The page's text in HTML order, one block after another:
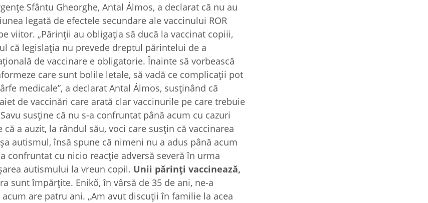
Sfântu Gheorghe, Antal Álmos, a declarat că nu au
legată de efectele secundare ale vaccinului ROR
viitor. „Părinții au obligația să ducă la vaccinat copiii,
că legislația nu prevede dreptul părintelui de a
de vaccinare e obligatorie. Înainte să vorbească
care sunt bolile letale, să vadă ce complicații pot
medicale”, a declarat Antal Álmos, susținând că
de vaccinări care arată clar vaccinurile pe care trebuie
susține că nu s-a confruntat până acum cu cazuri
a auzit, la rândul său, voci care susțin că vaccinarea
autismul, însă spune că nimeni nu a adus până acum
confruntat cu nicio reacție adversă severă în urma
autismului la vreun copil. Unii părinți vaccinează,
sunt împărțite. Enikő, în vârsă de 35 de ani, ne-a
are patru ani. „Am avut discuții în familie la acea